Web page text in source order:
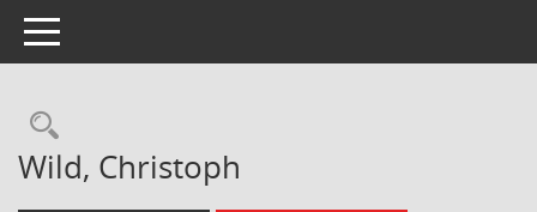
Toggle navigation
Rechercheauswahl
Wild, Christoph